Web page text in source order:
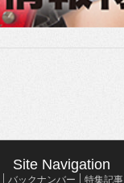
Site Navigation
バックナンバー 特集記事